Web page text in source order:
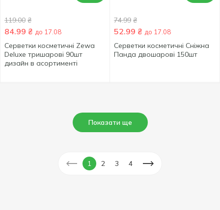
119.00 ₴
84.99 ₴ до 17.08
Серветки косметичні Zewa
Deluxe тришарові 90шт
дизайн в асортименті
74.99 ₴
52.99 ₴ до 17.08
Серветки косметичні Сніжна
Панда двошарові 150шт
Показати ще
1 2 3 4